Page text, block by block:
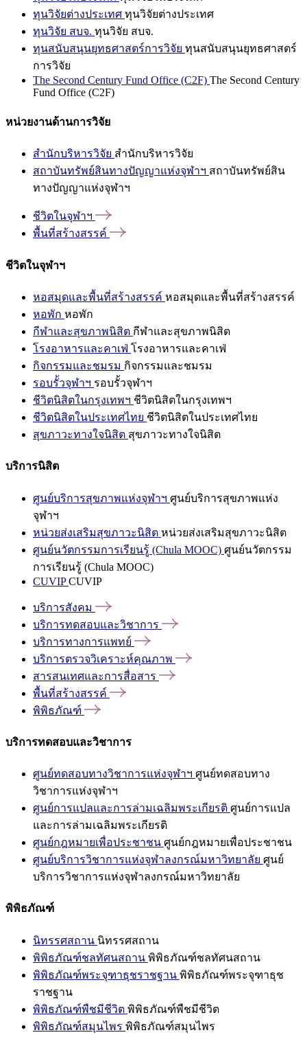
ทุนวิจัยต่างประเทศ ทุนวิจัยต่างประเทศ
ทุนวิจัย สบจ. ทุนวิจัย สบจ.
ทุนสนับสนุนยุทธศาสตร์การวิจัย ทุนสนับสนุนยุทธศาสตร์
การวิจัย
The Second Century Fund Office (C2F) The Second Century
Fund Office (C2F)
หน่วยงานด้านการวิจัย
สำนักบริหารวิจัย สำนักบริหารวิจัย
สถาบันทรัพย์สินทางปัญญาแห่งจุฬาฯ สถาบันทรัพย์สิน
ทางปัญญาแห่งจุฬาฯ
ชีวิตในจุฬาฯ
พื้นที่สร้างสรรค์
ชีวิตในจุฬาฯ
หอสมุดและพื้นที่สร้างสรรค์ หอสมุดและพื้นที่สร้างสรรค์
หอพัก หอพัก
กีฬาและสุขภาพนิสิต กีฬาและสุขภาพนิสิต
โรงอาหารและคาเฟ่ โรงอาหารและคาเฟ่
กิจกรรมและชมรม กิจกรรมและชมรม
รอบรั้วจุฬาฯ รอบรั้วจุฬาฯ
ชีวิตนิสิตในกรุงเทพฯ ชีวิตนิสิตในกรุงเทพฯ
ชีวิตนิสิตในประเทศไทย ชีวิตนิสิตในประเทศไทย
สุขภาวะทางใจนิสิต สุขภาวะทางใจนิสิต
บริการนิสิต
ศูนย์บริการสุขภาพแห่งจุฬาฯ ศูนย์บริการสุขภาพแห่ง
จุฬาฯ
หน่วยส่งเสริมสุขภาวะนิสิต หน่วยส่งเสริมสุขภาวะนิสิต
ศูนย์นวัตกรรมการเรียนรู้ (Chula MOOC) ศูนย์นวัตกรรม
การเรียนรู้ (Chula MOOC)
CUVIPCUVIP
บริการสังคม
บริการทดสอบและวิชาการ
บริการทางการแพทย์
บริการตรวจวิเคราะห์คุณภาพ
สารสนเทศและการสื่อสาร
พื้นที่สร้างสรรค์
พิพิธภัณฑ์
บริการทดสอบและวิชาการ
ศูนย์ทดสอบทางวิชาการแห่งจุฬาฯ ศูนย์ทดสอบทาง
วิชาการแห่งจุฬาฯ
ศูนย์การแปลและการล่ามเฉลิมพระเกียรติ ศูนย์การแปล
และการล่ามเฉลิมพระเกียรติ
ศูนย์กฎหมายเพื่อประชาชน ศูนย์กฎหมายเพื่อประชาชน
ศูนย์บริการวิชาการแห่งจุฬาลงกรณ์มหาวิทยาลัย ศูนย์
บริการวิชาการแห่งจุฬาลงกรณ์มหาวิทยาลัย
พิพิธภัณฑ์
นิทรรศสถาน นิทรรศสถาน
พิพิธภัณฑ์ชลทัศนสถาน พิพิธภัณฑ์ชลทัศนสถาน
พิพิธภัณฑ์พระจุฑาธุชราชฐาน พิพิธภัณฑ์พระจุฑาธุช
ราชฐาน
พิพิธภัณฑ์พืชมีชีวิต พิพิธภัณฑ์พืชมีชีวิต
พิพิธภัณฑ์สมุนไพร พิพิธภัณฑ์สมุนไพร